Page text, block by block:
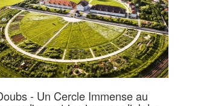
- Un Cercle Immense au